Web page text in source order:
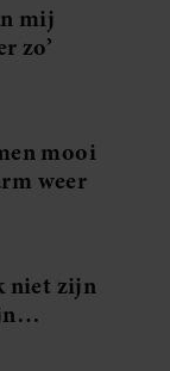
mij
zo’
mooi
weer
niet zijn